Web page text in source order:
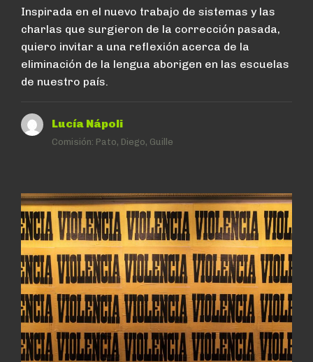
Inspirada en el nuevo trabajo de sistemas y las
charlas que surgieron de la corrección pasada,
quiero invitar a una reflexión acerca de la
eliminación de la lengua aborigen en las escuelas
de nuestro país.
Lucía Nápoli
Comisión: Pato, Diego, Guille